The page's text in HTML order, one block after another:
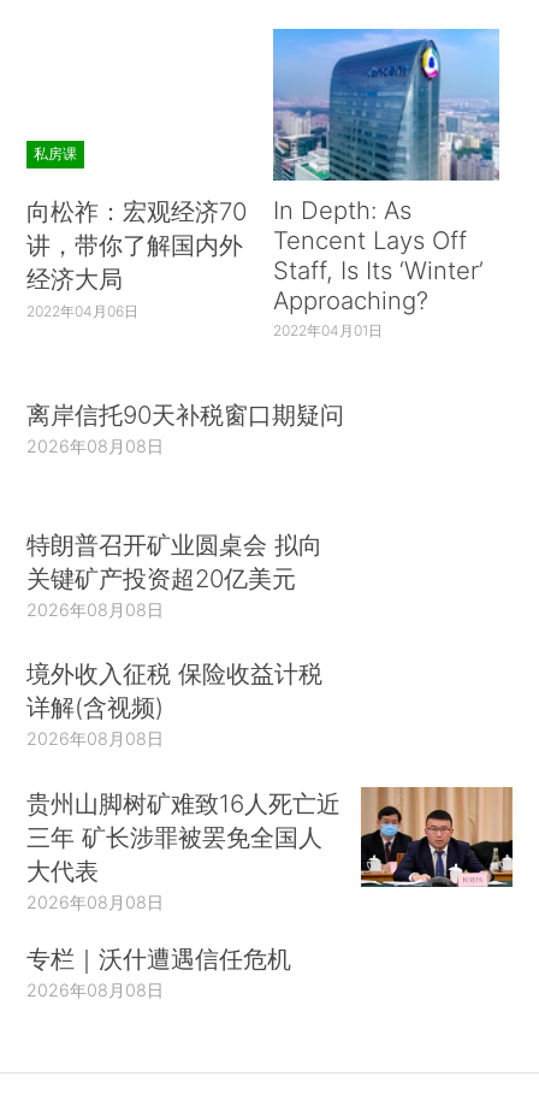
私房课
向松祚：宏观经济70
讲，带你了解国内外
经济大局
2022年04月06日
In Depth: As
Tencent Lays Off
Staff, Is Its ‘Winter’
Approaching?
2022年04月01日
离岸信托90天补税窗口期疑问
2026年08月08日
特朗普召开矿业圆桌会 拟向
关键矿产投资超20亿美元
2026年08月08日
境外收入征税 保险收益计税
详解(含视频)
2026年08月08日
贵州山脚树矿难致16人死亡近
三年 矿长涉罪被罢免全国人
大代表
2026年08月08日
专栏｜沃什遭遇信任危机
2026年08月08日